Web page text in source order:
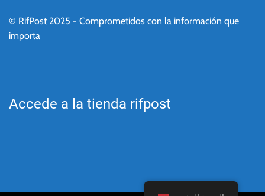
© RifPost 2025 - Comprometidos con la información que
importa
Accede a la tienda rifpost